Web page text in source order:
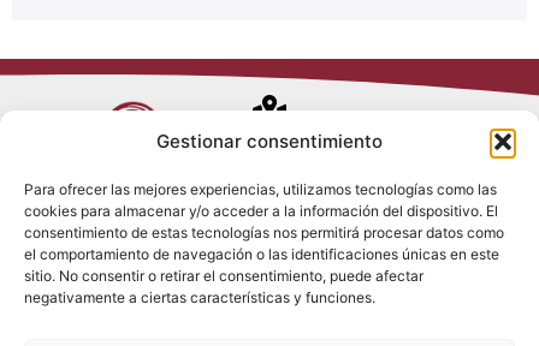
Gestionar consentimiento
Para ofrecer las mejores experiencias, utilizamos tecnologías como las
cookies para almacenar y/o acceder a la información del dispositivo. El
consentimiento de estas tecnologías nos permitirá procesar datos como
el comportamiento de navegación o las identificaciones únicas en este
sitio. No consentir o retirar el consentimiento, puede afectar
negativamente a ciertas características y funciones.
Avenida de
28017 Madrid
(España)
(+34) 910 917
Política de
Privacidad
Política de
Cookies